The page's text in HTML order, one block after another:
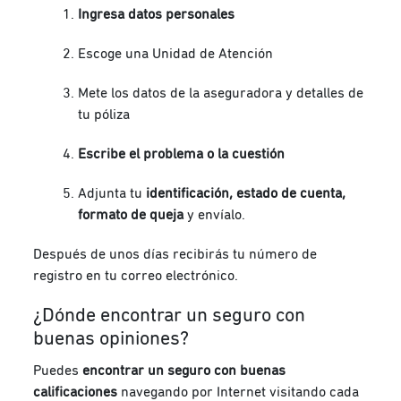
Ingresa datos personales
Escoge una Unidad de Atención
Mete los datos de la aseguradora y detalles de
tu póliza
Escribe el problema o la cuestión
Adjunta tu identificación, estado de cuenta,
formato de queja y envíalo.
Después de unos días recibirás tu número de
registro en tu correo electrónico.
¿Dónde encontrar un seguro con
buenas opiniones?
Puedesencontrar un seguro con buenas
calificaciones navegando por Internet visitando cada